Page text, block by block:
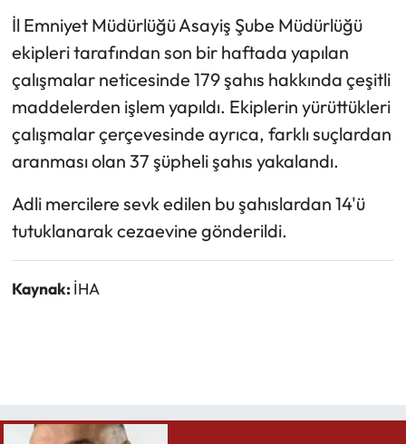
İl Emniyet Müdürlüğü Asayiş Şube Müdürlüğü
ekipleri tarafından son bir haftada yapılan
çalışmalar neticesinde 179 şahıs hakkında çeşitli
maddelerden işlem yapıldı. Ekiplerin yürüttükleri
çalışmalar çerçevesinde ayrıca, farklı suçlardan
aranması olan 37 şüpheli şahıs yakalandı.
Adli mercilere sevk edilen bu şahıslardan 14'ü
tutuklanarak cezaevine gönderildi.
Kaynak: İHA
Mektup Galeri
Ekonomi
Sağlık
Turizm
Teknoloji